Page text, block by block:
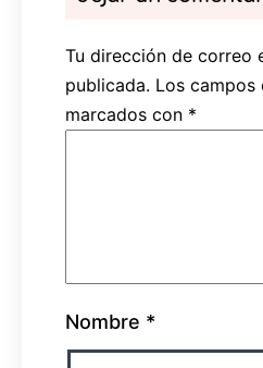
Tu dirección de correo
publicada. Los
marcados con *
Nombre *